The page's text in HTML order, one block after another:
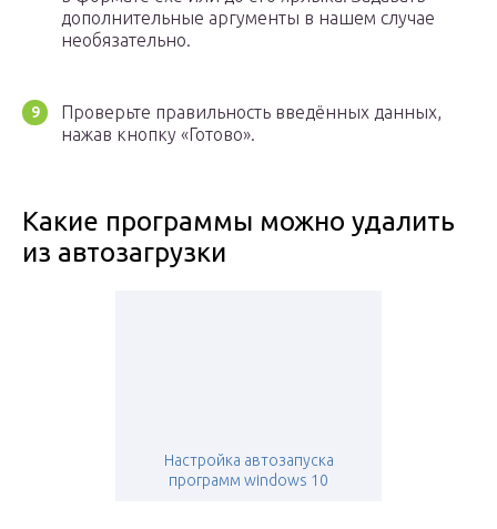
дополнительные аргументы в нашем случае
необязательно.
Проверьте правильность введённых данных,
нажав кнопку «Готово».
Какие программы можно удалить
из автозагрузки
Настройка автозапуска
программ windows 10